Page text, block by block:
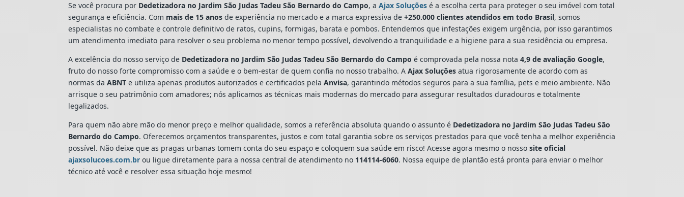
Se você procura por Dedetizadora no Jardim São Judas Tadeu São Bernardo do Campo, aAjax Soluções é a escolha certa para proteger o seu imóvel com total
segurança e eficiência. Com mais de 15 anos de experiência no mercado e a marca expressiva de +250.000 clientes atendidos em todo Brasil, somos
especialistas no combate e controle definitivo de ratos, cupins, formigas, barata e pombos. Entendemos que infestações exigem urgência, por isso garantimos
um atendimento imediato para resolver o seu problema no menor tempo possível, devolvendo a tranquilidade e a higiene para a sua residência ou empresa.
A excelência do nosso serviço de Dedetizadora no Jardim São Judas Tadeu São Bernardo do Campo é comprovada pela nossa nota 4,9 de avaliação Google,
fruto do nosso forte compromisso com a saúde e o bem-estar de quem confia no nosso trabalho. AAjax Soluções atua rigorosamente de acordo com as
normas daABNT e utiliza apenas produtos autorizados e certificados pelaAnvisa, garantindo métodos seguros para a sua família, pets e meio ambiente. Não
arrisque o seu patrimônio com amadores; nós aplicamos as técnicas mais modernas do mercado para assegurar resultados duradouros e totalmente
legalizados.
Para quem não abre mão do menor preço e melhor qualidade, somos a referência absoluta quando o assunto é Dedetizadora no Jardim São Judas Tadeu São
Bernardo do Campo. Oferecemos orçamentos transparentes, justos e com total garantia sobre os serviços prestados para que você tenha a melhor experiência
possível. Não deixe que as pragas urbanas tomem conta do seu espaço e coloquem sua saúde em risco! Acesse agora mesmo o nosso site oficial
ajaxsolucoes.com.br ou ligue diretamente para a nossa central de atendimento no 114114-6060. Nossa equipe de plantão está pronta para enviar o melhor
técnico até você e resolver essa situação hoje mesmo!